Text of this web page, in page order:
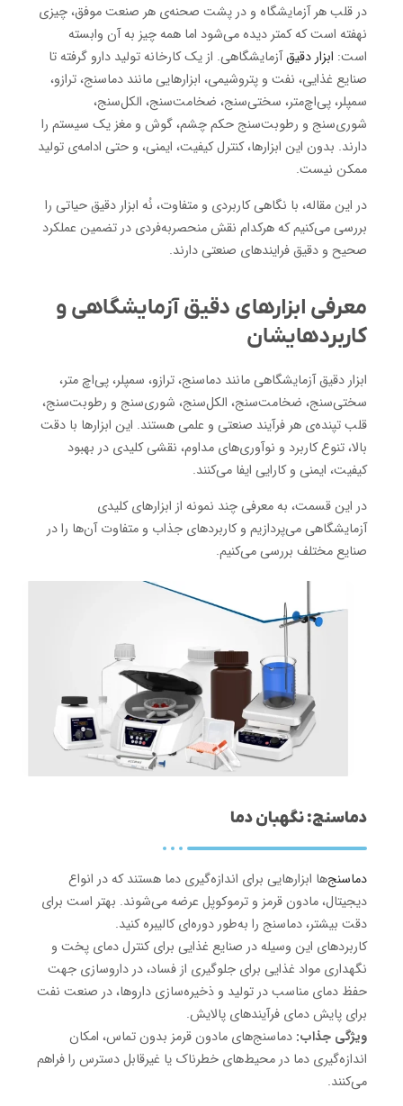
در قلب هر آزمایشگاه و در پشت صحنه‌ی هر صنعت موفق، چیزی
نهفته است که کمتر دیده می‌شود اما همه چیز به آن وابسته
است: ابزار دقیقآزمایشگاهی. از یک کارخانه تولید دارو گرفته تا
صنایع غذایی، نفت و پتروشیمی، ابزارهایی مانند دماسنج، ترازو،
سمپلر، پی‌اچ‌متر، سختی‌سنج، ضخامت‌سنج، الکل‌سنج،
شوری‌سنج و رطوبت‌سنج حکم چشم، گوش و مغز یک سیستم را
دارند. بدون این ابزارها، کنترل کیفیت، ایمنی، و حتی ادامه‌ی تولید
ممکن نیست.
در این مقاله، با نگاهی کاربردی و متفاوت، نُه ابزار دقیق حیاتی را
بررسی می‌کنیم که هرکدام نقش منحصربه‌فردی در تضمین عملکرد
صحیح و دقیق فرایندهای صنعتی دارند.
معرفی ابزارهای دقیق آزمایشگاهی و
کاربردهایشان
ابزار دقیق آزمایشگاهی مانند دماسنج، ترازو، سمپلر، پی‌اچ متر،
سختی‌سنج، ضخامت‌سنج، الکل‌سنج، شوری‌سنج و رطوبت‌سنج،
قلب تپنده‌ی هر فرآیند صنعتی و علمی هستند. این ابزارها با دقت
بالا، تنوع کاربرد و نوآوری‌های مداوم، نقشی کلیدی در بهبود
کیفیت، ایمنی و کارایی ایفا می‌کنند.
در این قسمت، به معرفی چند نمونه از ابزارهای کلیدی
آزمایشگاهی می‌پردازیم و کاربردهای جذاب و متفاوت آن‌ها را در
صنایع مختلف بررسی می‌کنیم.
دماسنج: نگهبان دما
دماسنج‌ها ابزارهایی برای اندازه‌گیری دما هستند که در انواع
دیجیتال، مادون قرمز و ترموکوپل عرضه می‌شوند. بهتر است برای
دقت بیشتر، دماسنج را به‌طور دوره‌ای کالیبره کنید.
کاربردهای این وسیله در صنایع غذایی برای کنترل دمای پخت و
نگهداری مواد غذایی برای جلوگیری از فساد، در داروسازی جهت
حفظ دمای مناسب در تولید و ذخیره‌سازی داروها، در صنعت نفت
برای پایش دمای فرآیندهای پالایش.
ویژگی جذاب: دماسنج‌های مادون قرمز بدون تماس، امکان
اندازه‌گیری دما در محیط‌های خطرناک یا غیرقابل دسترس را فراهم
می‌کنند.